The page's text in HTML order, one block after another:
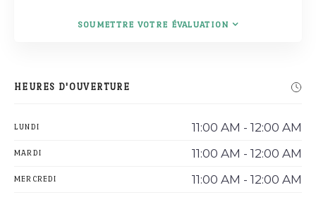
SOUMETTRE VOTRE ÉVALUATION
HEURES D'OUVERTURE
LUNDI 11:00 AM - 12:00 AM
MARDI 11:00 AM - 12:00 AM
MERCREDI 11:00 AM - 12:00 AM